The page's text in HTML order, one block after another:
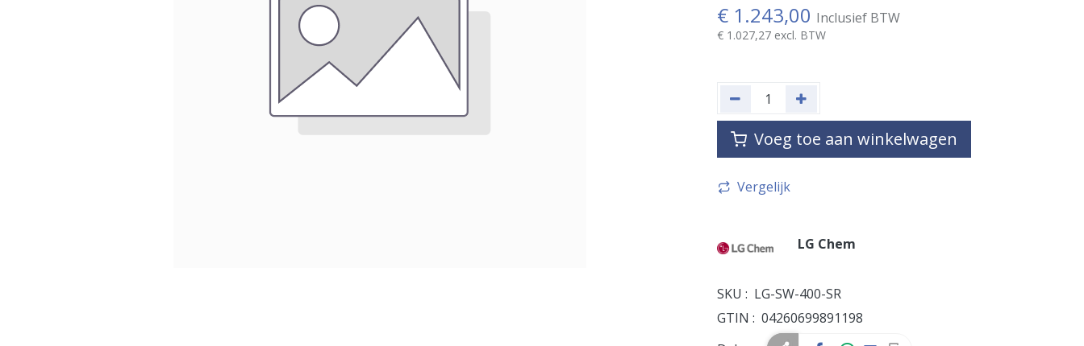
€ 1.243,00 Inclusief BTW
€ 1.027,27 excl. BTW
Voeg toe aan winkelwagen
Vergelijk
LG Chem
SKU : LG-SW-400-SR
GTIN : 04260699891198